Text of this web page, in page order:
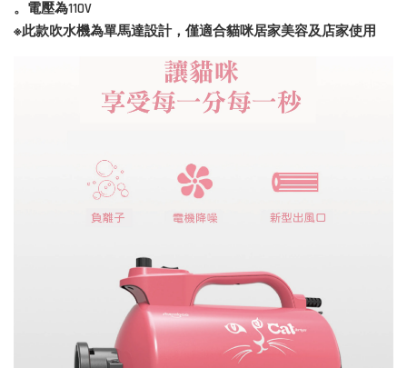
。電壓為110V
※此款吹水機為單馬達設計，僅適合貓咪居家美容及店家使用